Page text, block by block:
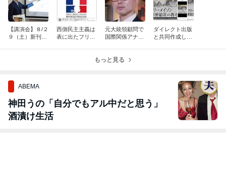
【講演会】８/２
９（土）新刊
西側民主主義は
表に出たフリー
元大統領顧問で
国際関係アナリ
刊の推薦を頂く
ダイレクト出版
と共同作成した
もっと見る
ABEMA
神田うの「自分でもアル中だと思う」
酒漬け生活